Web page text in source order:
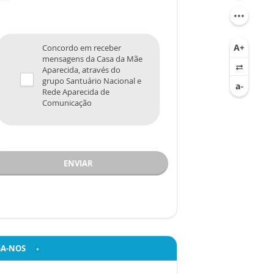
Concordo em receber
mensagens da Casa da Mãe
Aparecida, através do
grupo Santuário Nacional e
Rede Aparecida de
Comunicação
ENVIAR
NOS